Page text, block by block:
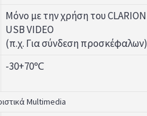
Μόνο με την χρήση του CLARION
USB VIDEO
(π.χ. Για σύνδεση προσκέφαλων)
-30+70℃
Multimedia